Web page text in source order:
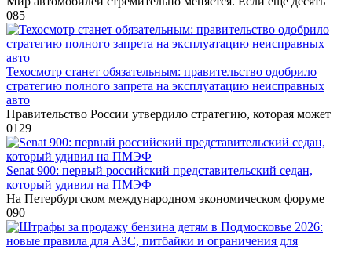
085
Техосмотр станет обязательным: правительство одобрило
стратегию полного запрета на эксплуатацию неисправных
авто
Правительство России утвердило стратегию, которая может
0129
Senat 900: первый российский представительский седан,
который удивил на ПМЭФ
На Петербургском международном экономическом форуме
090